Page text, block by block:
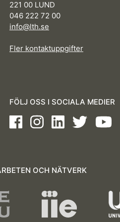
221 00 LUND
046 222 72 00
info@lth.se
Fler kontaktuppgifter
FÖLJ OSS I SOCIALA MEDIER
FacebookInstagramLinkedInTwitterYoutube
OCH NÄTVERK